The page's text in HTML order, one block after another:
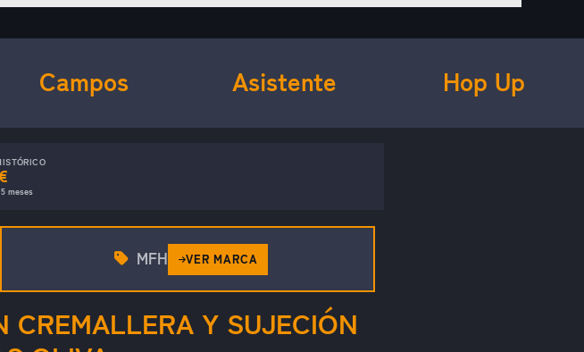
Campos Asistente Hop Up
meses
CREMALLERA Y SUJECIÓN
MFH VER MARCA